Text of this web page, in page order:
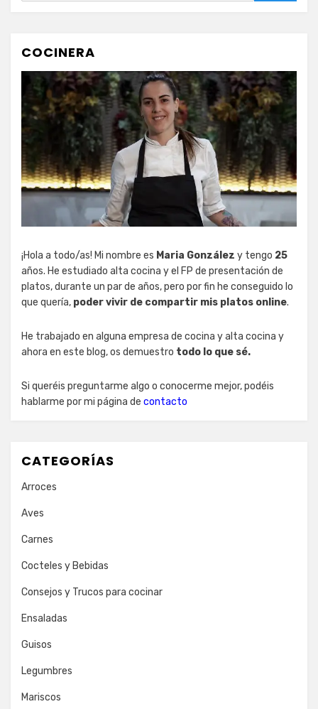
COCINERA
¡Hola a todo/as! Mi nombre es Maria González y tengo 25
años. He estudiado alta cocina y el FP de presentación de
platos, durante un par de años, pero por fin he conseguido lo
que quería, poder vivir de compartir mis platos online.
He trabajado en alguna empresa de cocina y alta cocina y
ahora en este blog, os demuestro todo lo que sé.
Si queréis preguntarme algo o conocerme mejor, podéis
hablarme por mi página de contacto
CATEGORÍAS
Arroces
Aves
Carnes
Cocteles y Bebidas
Consejos y Trucos para cocinar
Ensaladas
Guisos
Legumbres
Mariscos